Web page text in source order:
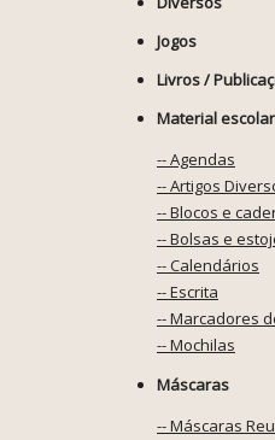
Jogos
Livros /
Material
-- Agendas
-- Artigos
-- Blocos e
-- Bolsas e
-- Calendários
-- Escrita
-- Marcadores
-- Mochilas
Máscaras
-- Máscaras